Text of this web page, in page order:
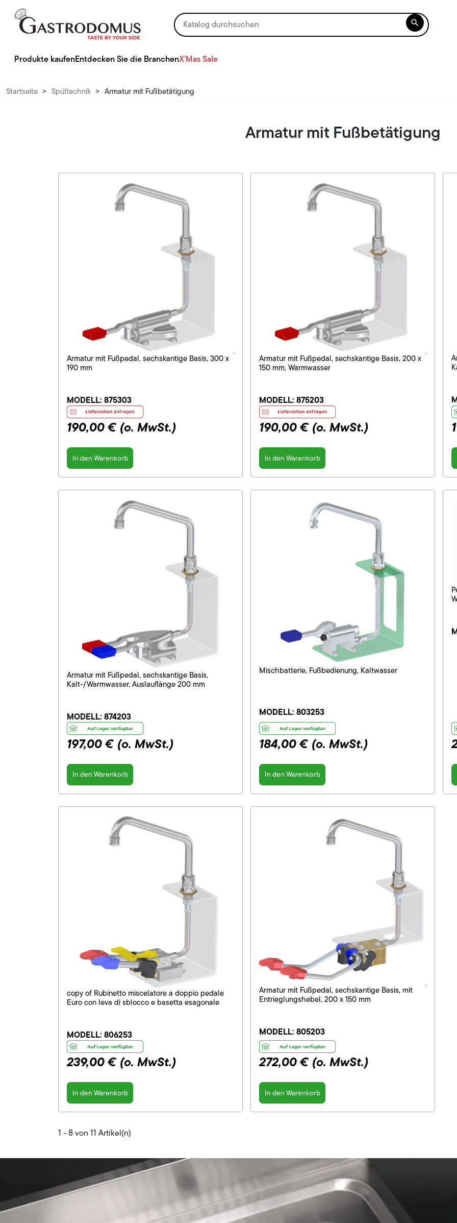

Produkte kaufenEntdecken Sie die BranchenX'Mas Sale
Startseite > Spültechnik > Armatur mit Fußbetätigung
Armatur mit Fußbetätigung
Armatur mit Fußpedal, sechskantige Basis, 300 x
190 mm
MODELL: 875303
190,00 € (o. MwSt.)
In den Warenkorb
Armatur mit Fußpedal, sechskantige Basis, 200 x
150 mm, Warmwasser
MODELL: 875203
190,00 € (o. MwSt.)
In den Warenkorb
Armatur mit Fußpedal, sechskantige Basis,
Kalt-/Warmwasser, Auslauflänge 200 mm
MODELL: 874203
197,00 € (o. MwSt.)
In den Warenkorb
Mischbatterie, Fußbedienung, Kaltwasser
MODELL: 803253
184,00 € (o. MwSt.)
In den Warenkorb
copy of Rubinetto miscelatore a doppio pedale
Euro con leva di sblocco e basetta esagonale
MODELL: 806253
239,00 € (o. MwSt.)
In den Warenkorb
Armatur mit Fußpedal, sechskantige Basis, mit
Entrieglungshebel, 200 x 150 mm
MODELL: 805203
272,00 € (o. MwSt.)
In den Warenkorb
1 - 8 von 11 Artikel(n)